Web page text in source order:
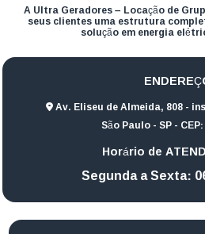
A Ultra Geradores – Locação de
seus clientes uma estrutura
solução em energia
Av. Eliseu de Almeida, 808 -
São Paulo - SP -
Horário de
Segunda a Sexta: